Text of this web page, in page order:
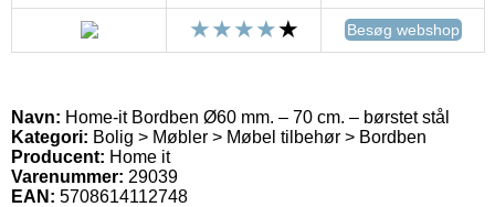
Besøg webshop
Navn: Home-it Bordben Ø60 mm. – 70 cm. – børstet stål
Kategori: Bolig > Møbler > Møbel tilbehør > Bordben
Producent: Home it
Varenummer: 29039
EAN: 5708614112748